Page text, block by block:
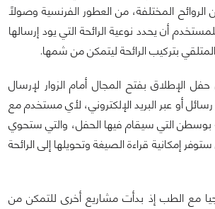
من الروائح المختلفة، من العطور الفرنسية وصولاً
أن يحدد نوعية الرائحة التي يود إرسالها
بتركيب الرائحة ليتمكن من شمها.
الإطلاق بفتح المجال أمام الزوار لإرسال
أو عبر البريد الإلكتروني، لأي مستخدم مع
التي سيقام فيها الحفل، والتي ستحوي
إمكانية قراءة الصيغة وتحويلها إلى الرائحة
مع الطب إذ بدأت مشاريع أخرى للتمكن من